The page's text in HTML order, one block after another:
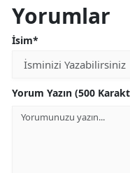
Yorumlar
İsim*
Yorum Yazın (500